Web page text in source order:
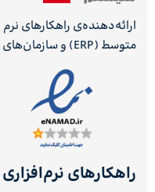
ارائه‌دهنده‌ی راهکارهای
متوسط (ERP) و سازمان‌های دولتی
راهکارهای نرم‌افزاری